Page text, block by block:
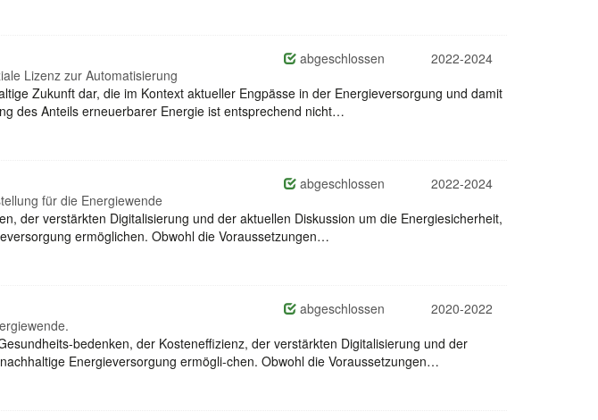
abgeschlossen
2022-2024
Lizenz zur Automatisierung
Zukunft dar, die im Kontext aktueller Engpässe in der Energieversorgung und damit
des Anteils erneuerbarer Energie ist entsprechend nicht…
abgeschlossen
2022-2024
für die Energiewende
der verstärkten Digitalisierung und der aktuellen Diskussion um die Energiesicherheit,
ermöglichen. Obwohl die Voraussetzungen…
abgeschlossen
2020-2022
bedenken, der Kosteneffizienz, der verstärkten Digitalisierung und der
Energieversorgung ermögli-chen. Obwohl die Voraussetzungen…